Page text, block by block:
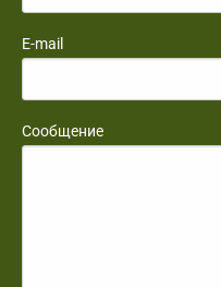
E-mail
Сообщение